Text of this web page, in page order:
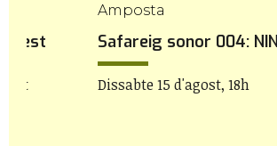
Amposta
Safareig sonor 004:
Dissabte 15 d'agost, 18h